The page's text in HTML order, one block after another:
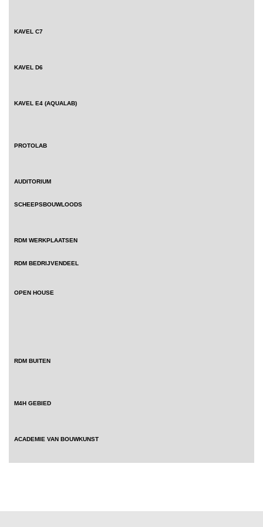
KAVEL C7
KAVEL D6
KAVEL E4 (AQUALAB)
PROTOLAB
AUDITORIUM
SCHEEPSBOUWLOODS
RDM WERKPLAATSEN
RDM BEDRIJVENDEEL
OPEN HOUSE
RDM BUITEN
M4H GEBIED
ACADEMIE VAN BOUWKUNST